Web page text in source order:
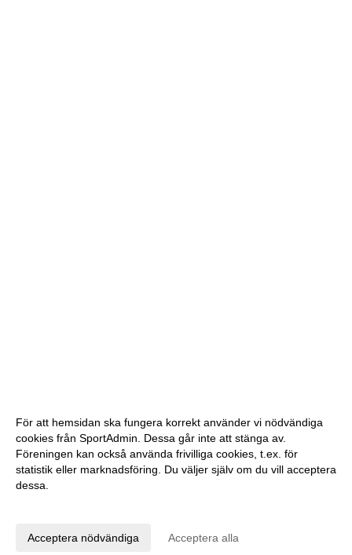
För att hemsidan ska fungera korrekt använder vi nödvändiga
cookies från SportAdmin. Dessa går inte att stänga av.
Föreningen kan också använda frivilliga cookies, t.ex. för
statistik eller marknadsföring. Du väljer själv om du vill acceptera
dessa.
Acceptera nödvändiga Acceptera alla